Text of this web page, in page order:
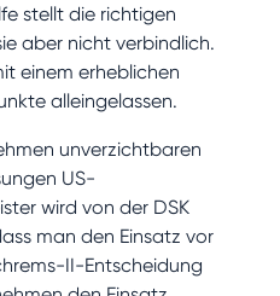
stellt die richtigen
aber nicht verbindlich.
einem erheblichen
alleingelassen.
unverzichtbaren
US-
wird von der DSK
man den Einsatz vor
II-Entscheidung